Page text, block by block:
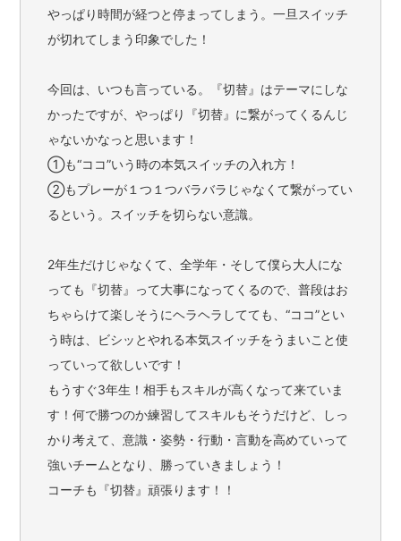
やっぱり時間が経つと停まってしまう。一旦スイッチ
が切れてしまう印象でした！
今回は、いつも言っている。『切替』はテーマにしな
かったですが、やっぱり『切替』に繋がってくるんじ
ゃないかなっと思います！
①も“ココ”いう時の本気スイッチの入れ方！
②もプレーが１つ１つバラバラじゃなくて繋がってい
るという。スイッチを切らない意識。
2年生だけじゃなくて、全学年・そして僕ら大人にな
っても『切替』って大事になってくるので、普段はお
ちゃらけて楽しそうにヘラヘラしてても、“ココ”とい
う時は、ビシッとやれる本気スイッチをうまいこと使
っていって欲しいです！
もうすぐ3年生！相手もスキルが高くなって来ていま
す！何で勝つのか練習してスキルもそうだけど、しっ
かり考えて、意識・姿勢・行動・言動を高めていって
強いチームとなり、勝っていきましょう！
コーチも『切替』頑張ります！！